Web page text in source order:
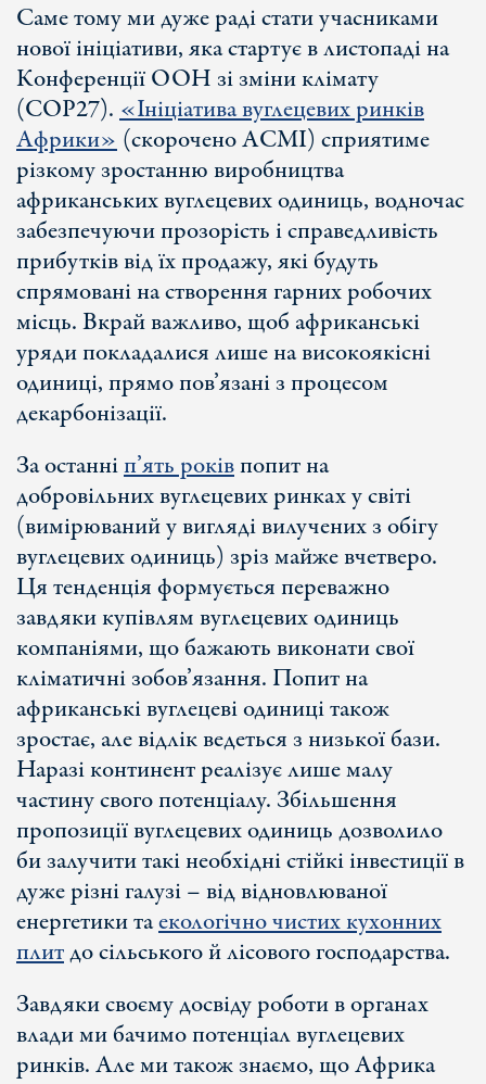
Саме тому ми дуже раді стати учасниками
нової ініціативи, яка стартує в листопаді на
Конференції ООН зі зміни клімату
(СОР27).«Ініціатива вуглецевих ринків
Африки»(скорочено ACMI) сприятиме
різкому зростанню виробництва
африканських вуглецевих одиниць, водночас
забезпечуючи прозорість і справедливість
прибутків від їх продажу, які будуть
спрямовані на створення гарних робочих
місць. Вкрай важливо, щоб африканські
уряди покладалися лише на високоякісні
одиниці, прямо пов’язані з процесом
декарбонізації.
За останніп’ять роківпопит на
добровільних вуглецевих ринках у світі
(вимірюваний у вигляді вилучених з обігу
вуглецевих одиниць) зріз майже вчетверо.
Ця тенденція формується переважно
завдяки купівлям вуглецевих одиниць
компаніями, що бажають виконати свої
кліматичні зобов’язання. Попит на
африканські вуглецеві одиниці також
зростає, але відлік ведеться з низької бази.
Наразі континент реалізує лише малу
частину свого потенціалу. Збільшення
пропозиції вуглецевих одиниць дозволило
би залучити такі необхідні стійкі інвестиції в
дуже різні галузі – від відновлюваної
енергетики таекологічно чистих кухонних
плитдо сільського й лісового господарства.
Завдяки своєму досвіду роботи в органах
влади ми бачимо потенціал вуглецевих
ринків. Але ми також знаємо, що Африка